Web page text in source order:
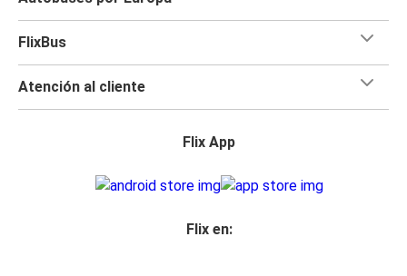
FlixBus
Atención al cliente
Flix App
Flix en: